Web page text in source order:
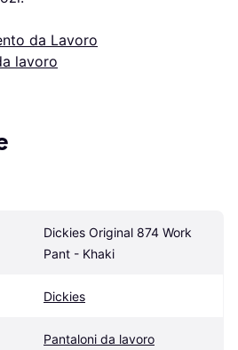
da Lavoro
lavoro
Dickies Original 874 Work
Pant - Khaki
Dickies
Pantaloni da lavoro